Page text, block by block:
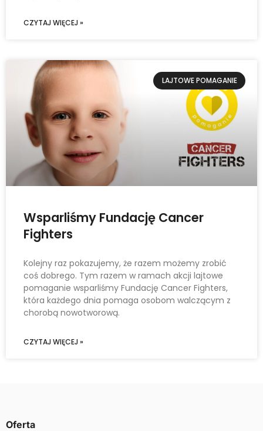
CZYTAJ WIĘCEJ »
LAJTOWE POMAGANIE
Wsparliśmy Fundację Cancer
Fighters
Kolejny raz pokazujemy, że razem możemy zrobić
coś dobrego. Tym razem w ramach akcji lajtowe
pomaganie wsparliśmy Fundację Cancer Fighters,
która każdego dnia pomaga osobom walczącym z
chorobą nowotworową.
CZYTAJ WIĘCEJ »
Oferta